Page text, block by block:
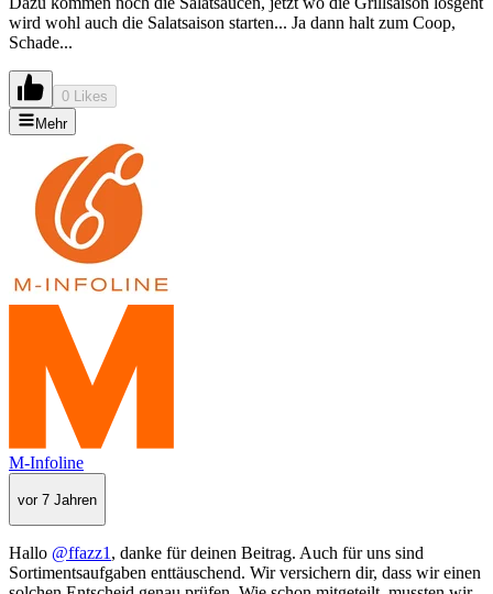
wird wohl auch die Salatsaison starten... Ja dann halt zum Coop,
Schade...
0 Likes
Mehr
M-Infoline
vor 7 Jahren
Hallo @ffazz1 , danke für deinen Beitrag. Auch für uns sind
Sortimentsaufgaben enttäuschend. Wir versichern dir, dass wir einen